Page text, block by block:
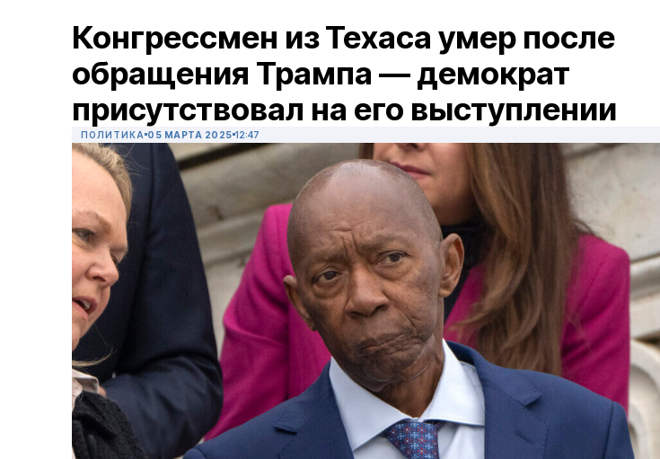
Конгрессмен из Техаса умер после
обращения Трампа — демократ
присутствовал на его выступлении
ПОЛИТИКА 05 МАРТА 2025 12:47